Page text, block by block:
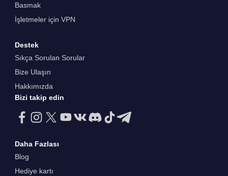
Basmak
İşletmeler için VPN
Destek
Sıkça Sorulan Sorular
Bize Ulaşın
Hakkımızda
Bizi takip edin
Daha Fazlası
Blog
Hediye kartı